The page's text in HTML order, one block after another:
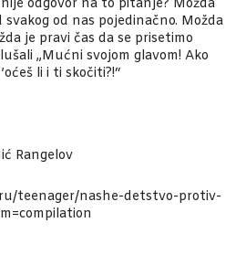
odgovor na to pitanje? Možda
od nas pojedinačno. Možda
je pravi čas da se prisetimo
„Mućni svojom glavom! Ako
li i ti skočiti?!“
Rangelov
teenager/nashe-detstvo-protiv-